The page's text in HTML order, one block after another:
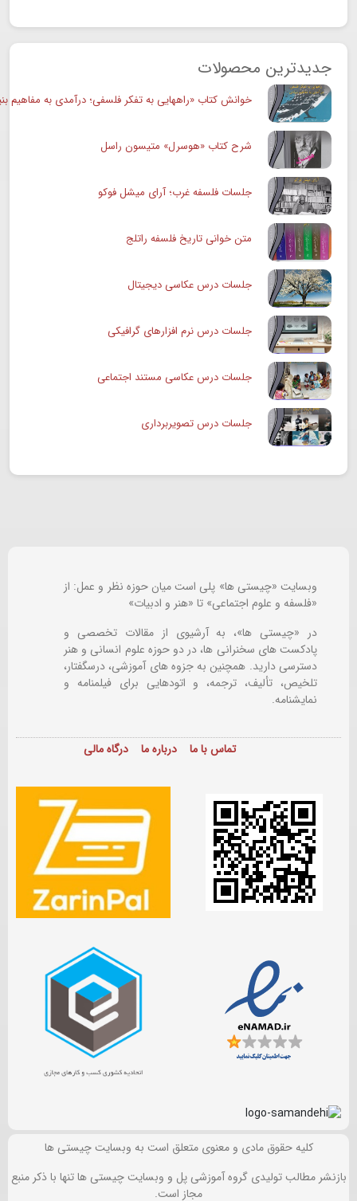
جدیدترین محصولات
خوانش کتاب «راههایی به تفکر فلسفی؛ درآمدی به مفاهیم
شرح کتاب «هوسرل» متیسون راسل
جلسات فلسفه غرب؛ آرای میشل فوکو
متن خوانی تاریخ فلسفه راتلج
جلسات درس عکاسی دیجیتال
جلسات درس نرم افزارهای گرافیکی
جلسات درس عکاسی مستند اجتماعی
جلسات درس تصویربرداری
وبسایت «چیستی ها» پلی است میان حوزه نظر و عمل: از
«فلسفه و علوم اجتماعی» تا «هنر و ادبیات»
در «چیستی ها»، به آرشیوی از مقالات تخصصی و
پادکست های سخنرانی ها، در دو حوزه علوم انسانی و هنر
دسترسی دارید. همچنین به جزوه های آموزشی، درسگفتار،
تلخیص، تألیف، ترجمه، و اتودهایی برایفیلمنامه و
نمایشنامه.
تماس با ما درباره ما درگاه مالی
کلیه حقوق مادی و معنوی متعلق است به وبسایت چیستی ها
بازنشر مطالب تولیدی گروه آموزشی پل و وبسایت چیستی ها تنها با ذکر منبع
مجاز است.